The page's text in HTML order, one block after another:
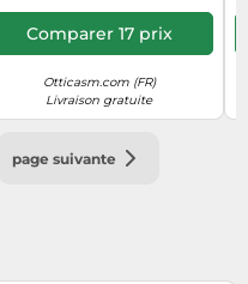
Comparer 17 prix
Otticasm.com (FR)
Livraison gratuite
page suivante